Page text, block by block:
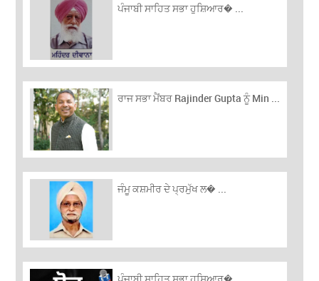
ਪੰਜਾਬੀ ਸਾਹਿਤ ਸਭਾ ਹੁਸ਼ਿਆਰ� ...
ਰਾਜ ਸਭਾ ਮੈਂਬਰ Rajinder Gupta ਨੂੰ Min ...
ਜੰਮੂ ਕਸ਼ਮੀਰ ਦੇ ਪ੍ਰਮੁੱਖ ਲ� ...